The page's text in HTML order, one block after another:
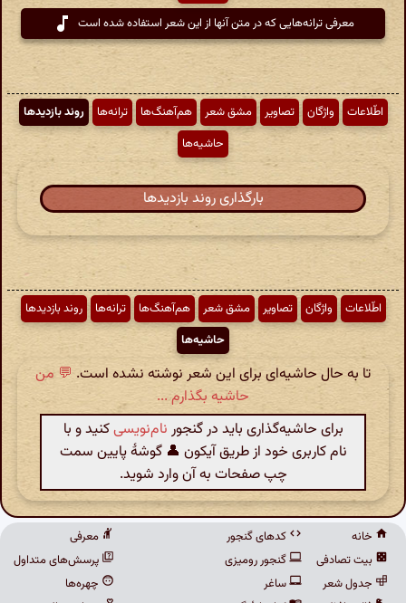
معرفی ترانه‌هایی که در متن آنها از این شعر استفاده شده است
اطّلاعات واژگان تصاویر مشق شعر هم‌آهنگ‌ها ترانه‌ها
روند بازدیدها
حاشیه‌ها
بارگذاری روند بازدیدها
اطّلاعات واژگان تصاویر مشق شعر هم‌آهنگ‌ها ترانه‌ها
روند بازدیدها
حاشیه‌ها
تا به حال حاشیه‌ای برای این شعر نوشته نشده است. 💬 من
حاشیه بگذارم ...
برای حاشیه‌گذاری باید در گنجور نام‌نویسیکنید و با
نام کاربری خود از طریق آیکون 👤 گوشهٔ پایین سمت
چپ صفحات به آن وارد شوید.
خانه
بیت تصادفی
جدول شعر
کدهای گنجور
گنجور رومیزی
ساغر
معرفی
پرسش‌های متداول
چهره‌ها